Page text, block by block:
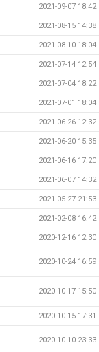
2021-09-07 18:42
2021-08-15 14:38
2021-08-10 18:04
2021-07-14 12:54
2021-07-04 18:22
2021-07-01 18:04
2021-06-26 12:32
2021-06-20 15:35
2021-06-16 17:20
2021-06-07 14:32
2021-05-27 21:53
2021-02-08 16:42
2020-12-16 12:30
2020-10-24 16:59
2020-10-17 15:50
2020-10-15 17:31
2020-10-10 23:33